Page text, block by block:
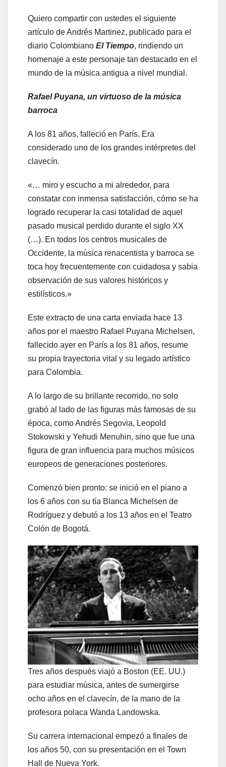
Quiero compartir con ustedes el siguiente
artículo de Andrés Martinez, publicado para el
diario Colombiano El Tiempo, rindiendo un
homenaje a este personaje tan destacado en el
mundo de la música antigua a nivel mundial.
Rafael Puyana, un virtuoso de la música
barroca
A los 81 años, falleció en París. Era
considerado uno de los grandes intérpretes del
clavecín.
«… miro y escucho a mi alrededor, para
constatar con inmensa satisfacción, cómo se ha
logrado recuperar la casi totalidad de aquel
pasado musical perdido durante el siglo XX
(…). En todos los centros musicales de
Occidente, la música renacentista y barroca se
toca hoy frecuentemente con cuidadosa y sabia
observación de sus valores históricos y
estilísticos.»
Este extracto de una carta enviada hace 13
años por el maestro Rafael Puyana Michelsen,
fallecido ayer en París a los 81 años, resume
su propia trayectoria vital y su legado artístico
para Colombia.
A lo largo de su brillante recorrido, no solo
grabó al lado de las figuras más famosas de su
época, como Andrés Segovia, Leopold
Stokowski y Yehudi Menuhin, sino que fue una
figura de gran influencia para muchos músicos
europeos de generaciones posteriores.
Comenzó bien pronto: se inició en el piano a
los 6 años con su tía Blanca Michelsen de
Rodríguez y debutó a los 13 años en el Teatro
Colón de Bogotá.
Tres años después viajó a Boston (EE. UU.)
para estudiar música, antes de sumergirse
ocho años en el clavecín, de la mano de la
profesora polaca Wanda Landowska.
Su carrera internacional empezó a finales de
los años 50, con su presentación en el Town
Hall de Nueva York.